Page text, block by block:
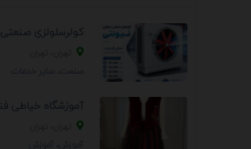
کولرسلولزی صنعتی